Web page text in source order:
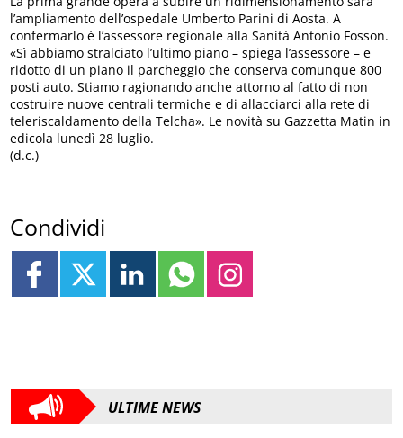
l’ampliamento dell’ospedale Umberto Parini di Aosta. A
confermarlo è l’assessore regionale alla Sanità Antonio Fosson.
«Sì abbiamo stralciato l’ultimo piano – spiega l’assessore – e
ridotto di un piano il parcheggio che conserva comunque 800
posti auto. Stiamo ragionando anche attorno al fatto di non
costruire nuove centrali termiche e di allacciarci alla rete di
teleriscaldamento della Telcha». Le novità su Gazzetta Matin in
edicola lunedì 28 luglio.
(d.c.)
Condividi
ULTIME NEWS